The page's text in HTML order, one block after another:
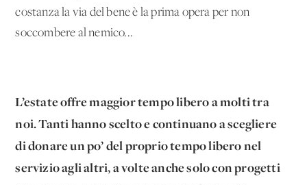
costanza la via del bene è la prima opera per non
soccombere al nemico...
L’estate offre maggior tempo libero a molti tra
noi. Tanti hanno scelto e continuano a scegliere
di donare un po’ del proprio tempo libero nel
servizio agli altri, a volte anche solo con progetti